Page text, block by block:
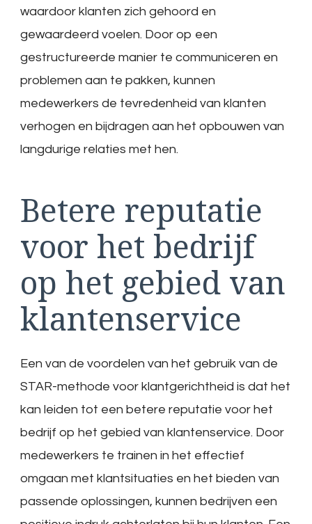
waardoor klanten zich gehoord en
gewaardeerd voelen. Door op een
gestructureerde manier te communiceren en
problemen aan te pakken, kunnen
medewerkers de tevredenheid van klanten
verhogen en bijdragen aan het opbouwen van
langdurige relaties met hen.
Betere reputatie
voor het bedrijf
op het gebied van
klantenservice
Een van de voordelen van het gebruik van de
STAR-methode voor klantgerichtheid is dat het
kan leiden tot een betere reputatie voor het
bedrijf op het gebied van klantenservice. Door
medewerkers te trainen in het effectief
omgaan met klantsituaties en het bieden van
passende oplossingen, kunnen bedrijven een